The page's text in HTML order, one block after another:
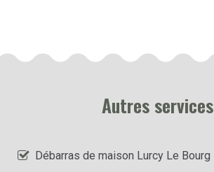
Autres services
Débarras de maison Lurcy Le Bourg